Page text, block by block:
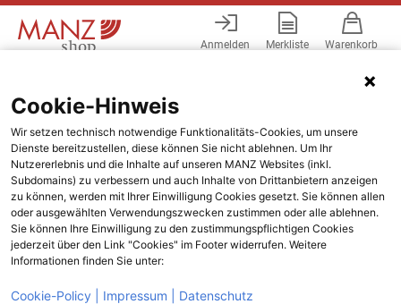
Anmelden Merkliste Warenkorb
Cookie-Hinweis
Wir setzen technisch notwendige Funktionalitäts-Cookies, um unsere
Dienste bereitzustellen, diese können Sie nicht ablehnen. Um Ihr
Nutzererlebnis und die Inhalte auf unseren MANZ Websites (inkl.
Subdomains) zu verbessern und auch Inhalte von Drittanbietern anzeigen
zu können, werden mit Ihrer Einwilligung Cookies gesetzt. Sie können allen
oder ausgewählten Verwendungszwecken zustimmen oder alle ablehnen.
Sie können Ihre Einwilligung zu den zustimmungspflichtigen Cookies
jederzeit über den Link "Cookies" im Footer widerrufen. Weitere
Informationen finden Sie unter:
Cookie-Policy | Impressum | Datenschutz